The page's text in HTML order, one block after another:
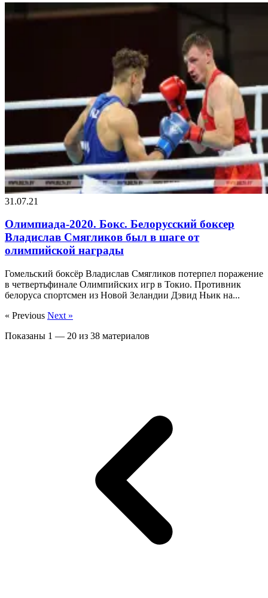
31.07.21
Олимпиада-2020. Бокс. Белорусский боксер
Владислав Смягликов был в шаге от
олимпийской награды
Гомельский боксёр Владислав Смягликов потерпел поражение
в четвертьфинале Олимпийских игр в Токио. Противник
белоруса спортсмен из Новой Зеландии Дэвид Ньик на...
« Previous Next »
Показаны 1 — 20 из 38 материалов